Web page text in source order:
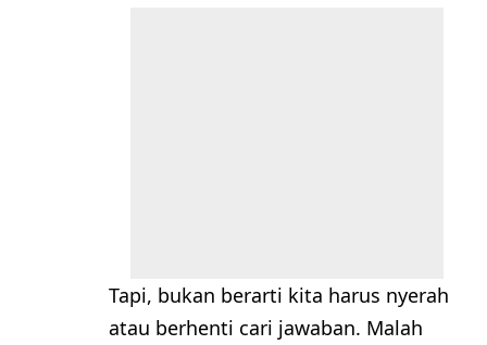
Tapi, bukan berarti kita harus nyerah
atau berhenti cari jawaban. Malah